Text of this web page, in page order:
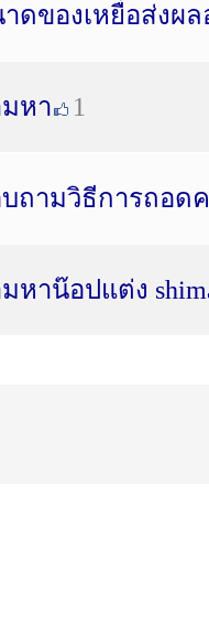
ดของเหยื่อส่งผ
หา 1
ถามวิธีการถอด
หาน๊อปแต่ง